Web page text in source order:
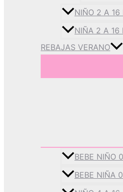
NIÑO 2 A 16
NIÑA 2 A 16
REBAJAS VERANO
BEBE NIÑO
BEBE NIÑA